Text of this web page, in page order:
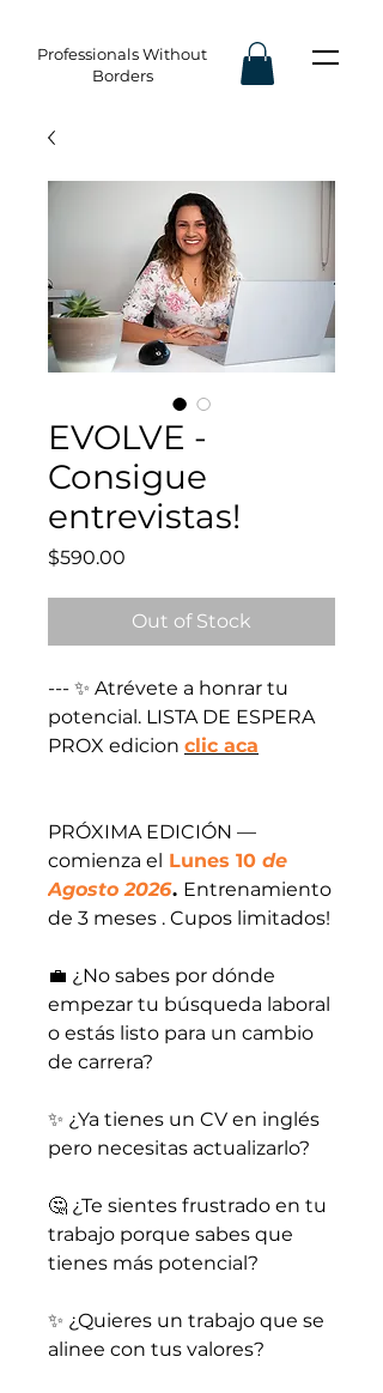
Professionals Without
Borders
EVOLVE -
Consigue
entrevistas!
$590.00
Out of Stock
--- ✨ Atrévete a honrar tu
potencial. LISTA DE ESPERA
PROX edicion clic aca
PRÓXIMA EDICIÓN —
comienza el Lunes 10 de
Agosto 2026. Entrenamiento
de 3 meses . Cupos limitados!
💼 ¿No sabes por dónde
empezar tu búsqueda laboral
o estás listo para un cambio
de carrera?
✨ ¿Ya tienes un CV en inglés
pero necesitas actualizarlo?
🤔 ¿Te sientes frustrado en tu
trabajo porque sabes que
tienes más potencial?
✨ ¿Quieres un trabajo que se
alinee con tus valores?